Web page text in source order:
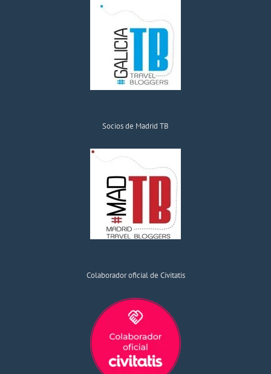
Socios de Madrid TB
Colaborador oficial de Civitatis